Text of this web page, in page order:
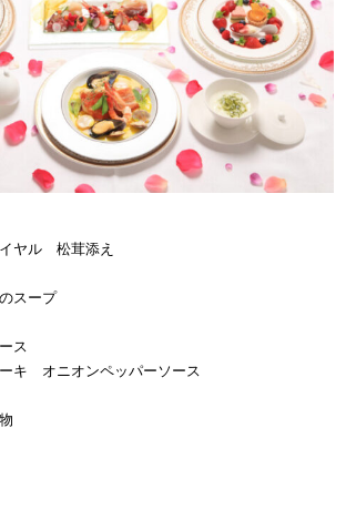
ヤル 松茸添え
スープ
ス
キ オニオンペッパーソース